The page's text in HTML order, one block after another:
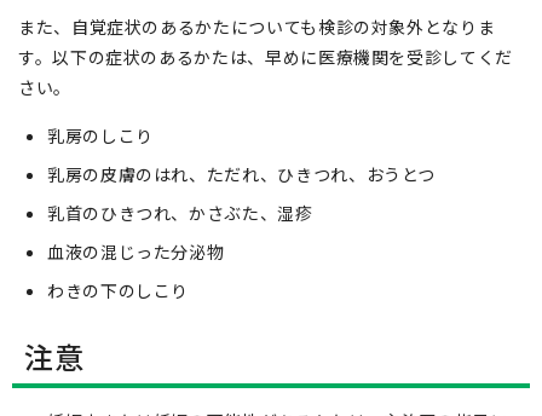
また、自覚症状のあるかたについても検診の対象外となりま
す。以下の症状のあるかたは、早めに医療機関を受診してくだ
さい。
乳房のしこり
乳房の皮膚のはれ、ただれ、ひきつれ、おうとつ
乳首のひきつれ、かさぶた、湿疹
血液の混じった分泌物
わきの下のしこり
注意